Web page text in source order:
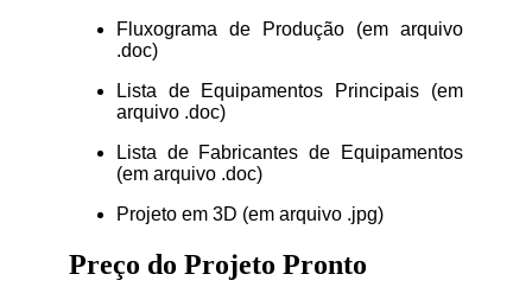
Fluxograma de Produção (em arquivo
.doc)
Lista de Equipamentos Principais (em
arquivo .doc)
Lista de Fabricantes de Equipamentos
(em arquivo .doc)
Projeto em 3D (em arquivo .jpg)
Preço do Projeto Pronto